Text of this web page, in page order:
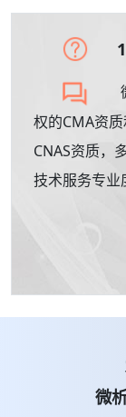
权的CMA资
CNAS资质，
技术服务专业
微